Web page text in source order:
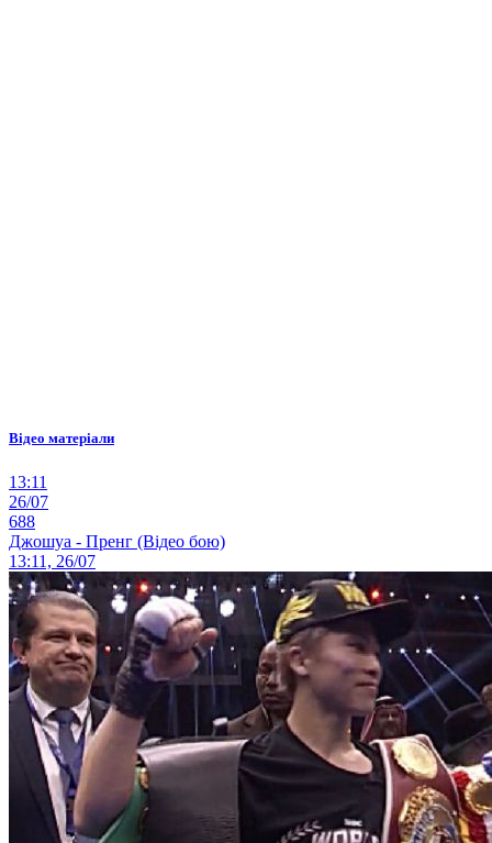
Відео матеріали
13:11
26/07
688
Джошуа - Пренг (Відео бою)
13:11, 26/07